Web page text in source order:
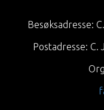
Besøksadresse:
Postadresse: C.